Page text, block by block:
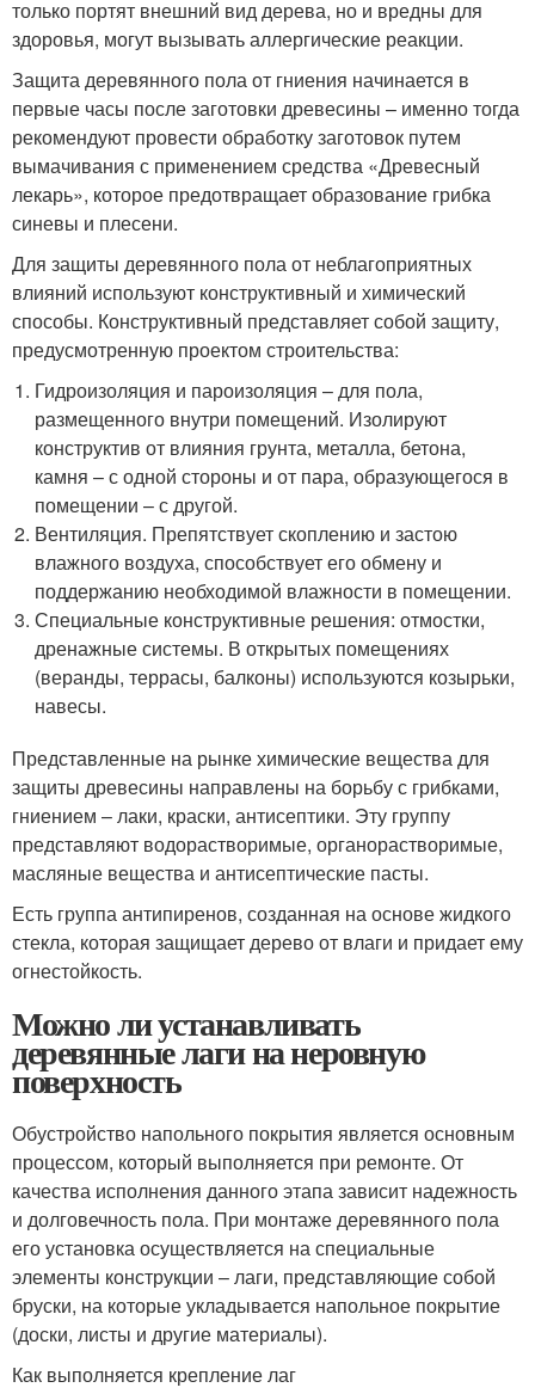
только портят внешний вид дерева, но и вредны для
здоровья, могут вызывать аллергические реакции.
Защита деревянного пола от гниения начинается в
первые часы после заготовки древесины – именно тогда
рекомендуют провести обработку заготовок путем
вымачивания с применением средства «Древесный
лекарь», которое предотвращает образование грибка
синевы и плесени.
Для защиты деревянного пола от неблагоприятных
влияний используют конструктивный и химический
способы. Конструктивный представляет собой защиту,
предусмотренную проектом строительства:
Гидроизоляция и пароизоляция – для пола,
размещенного внутри помещений. Изолируют
конструктив от влияния грунта, металла, бетона,
камня – с одной стороны и от пара, образующегося в
помещении – с другой.
Вентиляция. Препятствует скоплению и застою
влажного воздуха, способствует его обмену и
поддержанию необходимой влажности в помещении.
Специальные конструктивные решения: отмостки,
дренажные системы. В открытых помещениях
(веранды, террасы, балконы) используются козырьки,
навесы.
Представленные на рынке химические вещества для
защиты древесины направлены на борьбу с грибками,
гниением – лаки, краски, антисептики. Эту группу
представляют водорастворимые, органорастворимые,
масляные вещества и антисептические пасты.
Есть группа антипиренов, созданная на основе жидкого
стекла, которая защищает дерево от влаги и придает ему
огнестойкость.
Можно ли устанавливать
деревянные лаги на неровную
поверхность
Обустройство напольного покрытия является основным
процессом, который выполняется при ремонте. От
качества исполнения данного этапа зависит надежность
и долговечность пола. При монтаже деревянного пола
его установка осуществляется на специальные
элементы конструкции – лаги, представляющие собой
бруски, на которые укладывается напольное покрытие
(доски, листы и другие материалы).
Как выполняется крепление лаг